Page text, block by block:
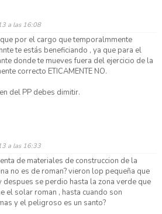
a las 16:08
por el cargo que temporalmmente
te estás beneficiando , ya que para el
donde te mueves fuera del ejercicio de la
correcto ETICAMENTE NO.
del PP debes dimitir.
a las 16:33
de materiales de construccion de la
no es de roman? vieron lop pequeña que
despues se perdio hasta la zona verde que
el solar roman , hasta cuando son
y el peligroso es un santo?